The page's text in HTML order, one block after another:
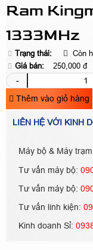
Ram
1333MHz
Trạng thái: Còn
Giá bán:
250,000 đ
-
Thêm vào giỏ hàng
LIÊN HỆ VỚI KINH
Máy bộ & Máy
Tư vấn máy bộ:
Tư vấn máy bộ:
Tư vấn linh kiện:
Kinh doanh Sỉ: